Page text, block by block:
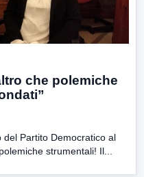
che polemiche
Partito Democratico al
strumentali! Il...